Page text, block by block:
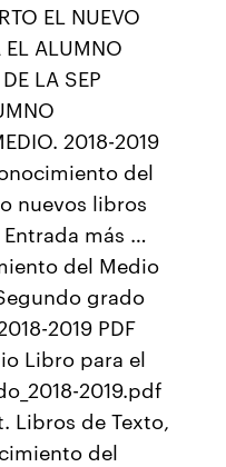
EL NUEVO
EL ALUMNO
LA SEP
2018-2019
del
nuevos libros
más …
del Medio
grado
2019 PDF
Libro para el
2019.pdf
Libros de Texto,
del